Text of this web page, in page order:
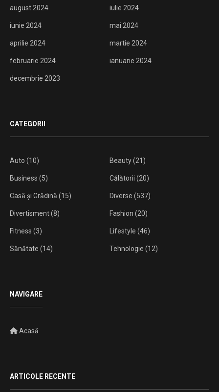
august 2024 iulie 2024
iunie 2024 mai 2024
aprilie 2024 martie 2024
februarie 2024 ianuarie 2024
decembrie 2023
CATEGORII
Auto (10) Beauty(21)
Business (5) Călătorii (20)
Casă și Grădină (15) Diverse (537)
Divertisment(8) Fashion (20)
Fitness (3) Lifestyle (46)
Sănătate (14) Tehnologie (12)
NAVIGARE
Acasă
ARTICOLE RECENTE